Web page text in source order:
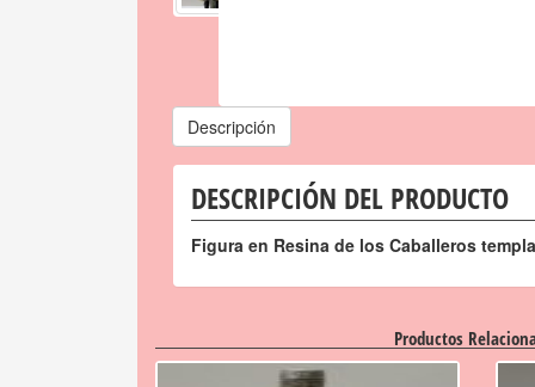
Descripción
DESCRIPCIÓN DEL PRODUCTO
Figura en Resina de los Caballeros
Productos